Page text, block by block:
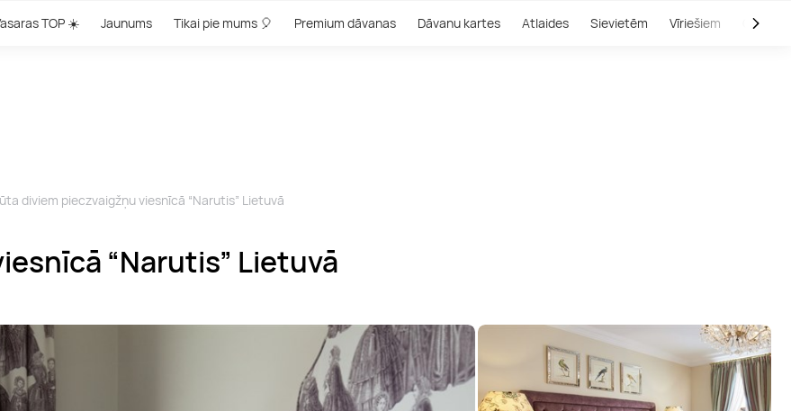
TOP ☀️ Jaunums Tikai pie mums 🎈 Premium dāvanas Dāvanu kartes Atlaides Sievietēm Vīriešiem Outlet
diviem pieczvaigžņu viesnīcā “Narutis” Lietuvā
“Narutis” Lietuvā